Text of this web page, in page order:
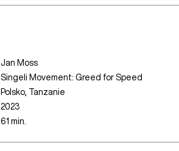
Jan Moss
Singeli Movement: Greed for Speed
Polsko, Tanzanie
2023
61 min.